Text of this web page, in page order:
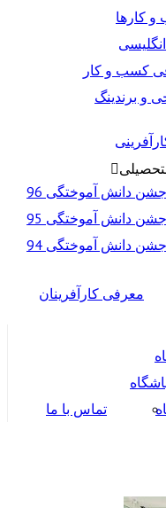
کارها
کسب و کار
و برندینگ
جشن دانش آموختگی 96
جشن دانش آموختگی 95
جشن دانش آموختگی 94
معرفی کارآفرینان
تماس با ما